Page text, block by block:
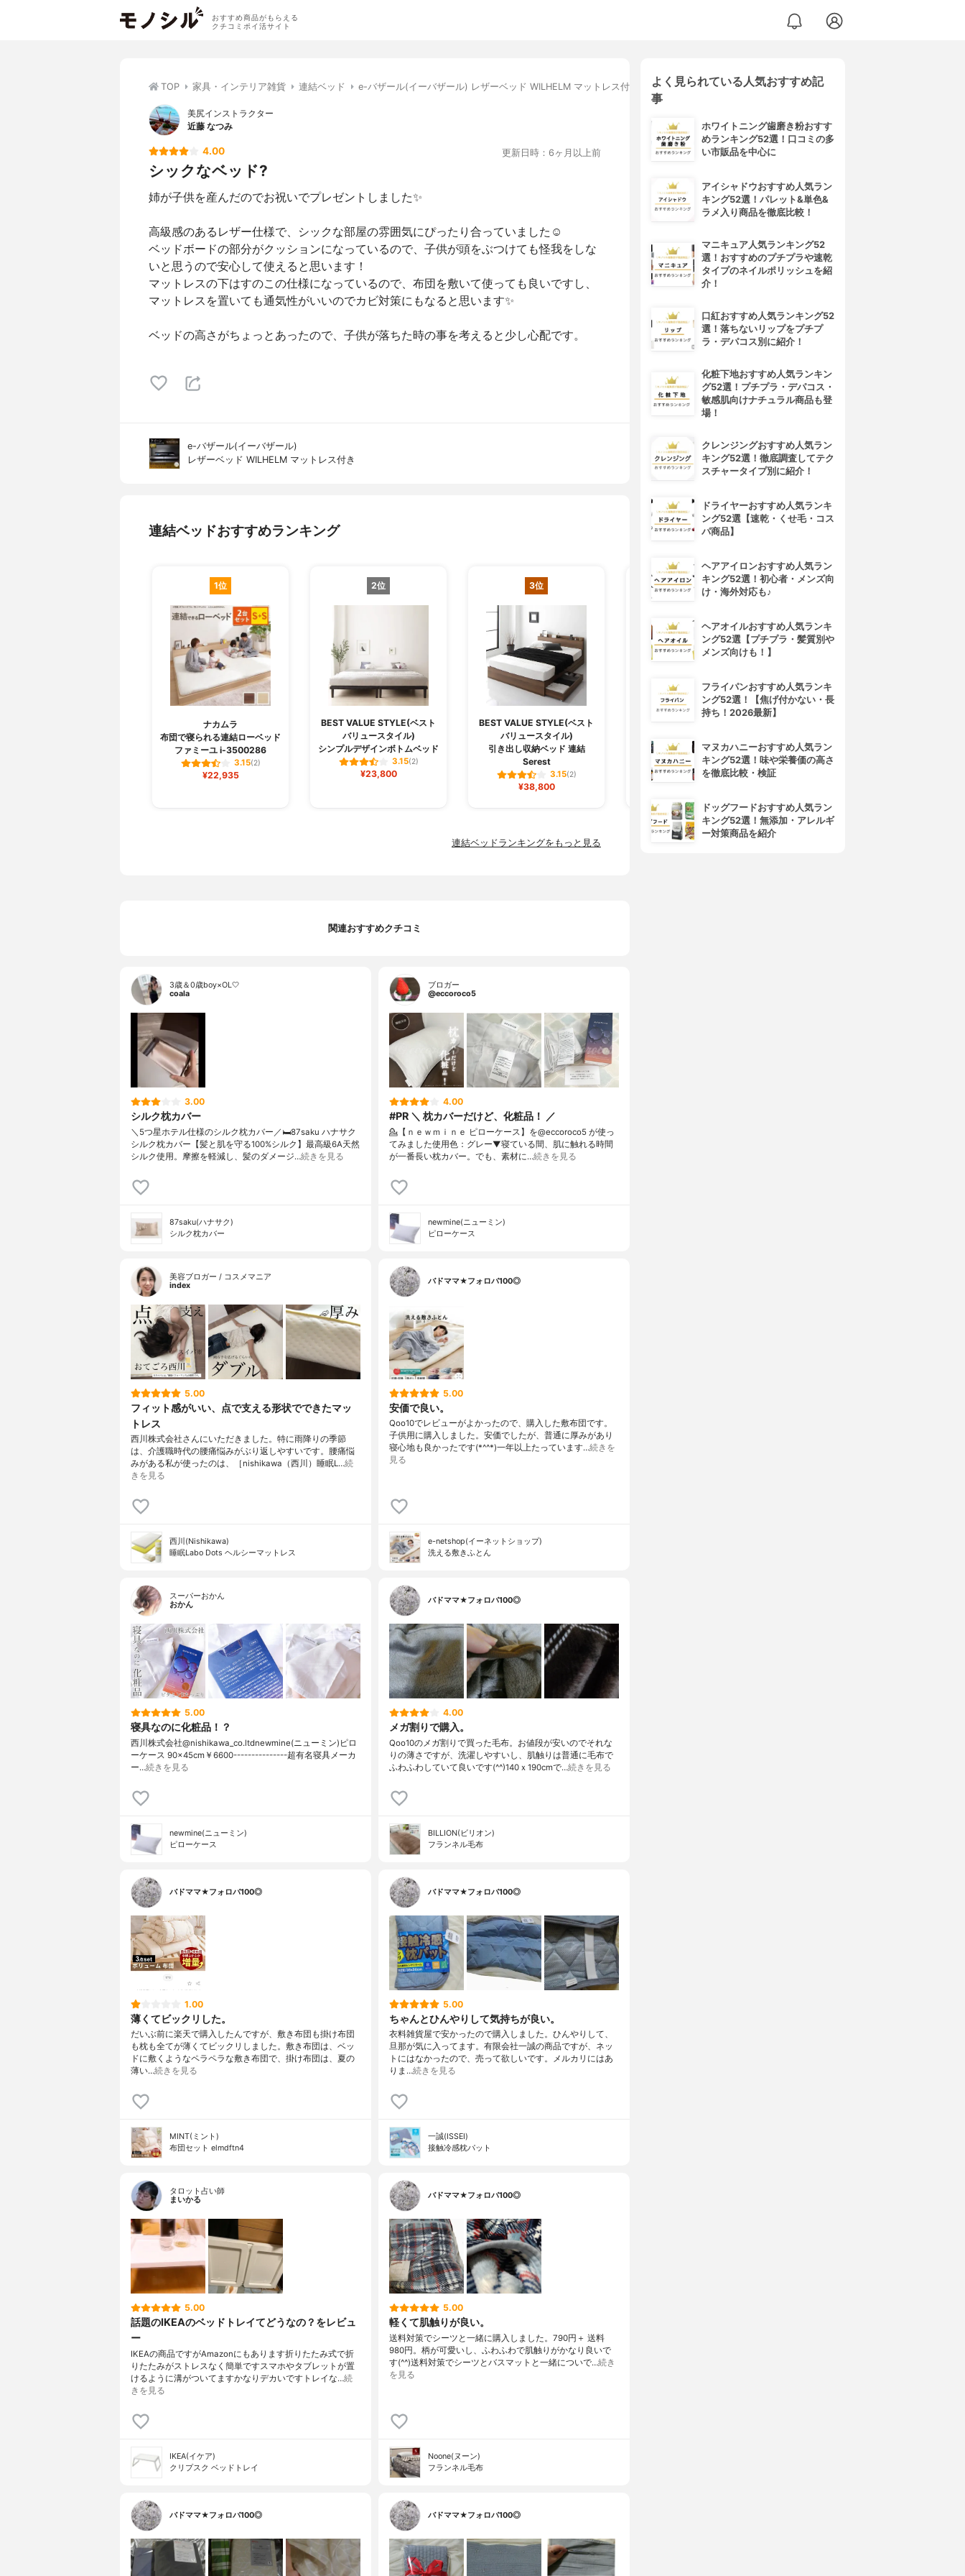
おすすめ商品がもらえる
クチコミポイ活サイト
TOP 家具・インテリア雑貨 連結ベッド e-バザール(イーバザール) レザーベッド WILHELM マットレス付き
美尻インストラクター
近藤 なつみ
4.00 更新日時：6ヶ月以上前
シックなベッド?
姉が子供を産んだのでお祝いでプレゼントしました✨
高級感のあるレザー仕様で、シックな部屋の雰囲気にぴったり合っていました☺️
ベッドボードの部分がクッションになっているので、子供が頭をぶつけても怪我をしな
いと思うので安心して使えると思います！
マットレスの下はすのこの仕様になっているので、布団を敷いて使っても良いですし、
マットレスを置いても通気性がいいのでカビ対策にもなると思います✨
ベッドの高さがちょっとあったので、子供が落ちた時の事を考えると少し心配です。
e-バザール(イーバザール)
レザーベッド WILHELM マットレス付き
連結ベッドおすすめランキング
1位
ナカムラ
布団で寝られる連結ローベッド
ファミーユ i-3500286
3.15(2)
¥22,935
2位
BEST VALUE STYLE(ベスト
バリュースタイル)
シンプルデザインボトムベッド
3.15(2)
¥23,800
3位
BEST VALUE STYLE(ベスト
バリュースタイル)
引き出し収納ベッド 連結
Serest
3.15(2)
¥38,800
4位
040110043
3.15(2)
¥58,500
連結ベッドランキングをもっと見る
関連おすすめクチコミ
3歳＆0歳boy×OL🤍
coala
3.00
シルク枕カバー
＼5つ星ホテル仕様のシルク枕カバー／🛏️87saku ハナサク
シルク枕カバー【髪と肌を守る100%シルク】最高級6A天然
シルク使用。摩擦を軽減し、髪のダメージ…続きを見る
87saku(ハナサク)
シルク枕カバー
ブロガー
@eccoroco5
4.00
#PR ＼ 枕カバーだけど、化粧品！ ／
💁【ｎｅｗｍｉｎｅ ピローケース】を@eccoroco5 が使っ
てみました⁡使用色：グレー⁡⁡▼⁡⁡寝ている間、肌に触れる時間
が一番長い枕カバー。⁡でも、素材に…続きを見る
newmine(ニューミン)
ピローケース
美容ブロガー / コスメマニア
index
5.00
フィット感がいい、点で支える形状でできたマッ
トレス
西川株式会社さんにいただきました。特に雨降りの季節
は、介護職時代の腰痛悩みがぶり返しやすいです。腰痛悩
みがある私が使ったのは、［nishikawa（西川）睡眠L…続
きを見る
西川(Nishikawa)
睡眠Labo Dots ヘルシーマットレス
バドママ★フォロバ100◎
5.00
安価で良い。
Qoo10でレビューがよかったので、購入した敷布団です。
子供用に購入しました。安価でしたが、普通に厚みがあり
寝心地も良かったです(*^^*)一年以上たっています…続きを
見る
e-netshop(イーネットショップ)
洗える敷きふとん
スーパーおかん
おかん
5.00
寝具なのに化粧品！？
西川株式会社@nishikawa_co.ltdnewmine(ニューミン)ピロ
ーケース 90×45cm￥6600---------------超有名寝具メーカ
ー…続きを見る
newmine(ニューミン)
ピローケース
バドママ★フォロバ100◎
4.00
メガ割りで購入。
Qoo10のメガ割りで買った毛布。お値段が安いのでそれな
りの薄さですが、洗濯しやすいし、肌触りは普通に毛布で
ふわふわしていて良いです(^^)140ｘ190cmで…続きを見る
BILLION(ビリオン)
フランネル毛布
バドママ★フォロバ100◎
1.00
薄くてビックリした。
だいぶ前に楽天で購入したんですが、敷き布団も掛け布団
も枕も全てが薄くてビックリしました。敷き布団は、ベッ
ドに敷くようなペラペラな敷き布団で、掛け布団は、夏の
薄い…続きを見る
MINT(ミント)
布団セット elmdftn4
バドママ★フォロバ100◎
5.00
ちゃんとひんやりして気持ちが良い。
衣料雑貨屋で安かったので購入しました。ひんやりして、
旦那が気に入ってます。有限会社一誠の商品ですが、ネッ
トにはなかったので、売って欲しいです。メルカリにはあ
りま…続きを見る
一誠(ISSEI)
接触冷感枕パット
タロット占い師
まいかる
5.00
話題のIKEAのベッドトレイてどうなの？をレビュ
ー
IKEAの商品ですがAmazonにもあります折りたたみ式で折
りたたみがストレスなく簡単ですスマホやタブレットが置
けるように溝がついてますかなりデカいですトレイな…続
きを見る
IKEA(イケア)
クリプスク ベッドトレイ
バドママ★フォロバ100◎
5.00
軽くて肌触りが良い。
送料対策でシーツと一緒に購入しました。790円＋ 送料
980円。柄が可愛いし、ふわふわで肌触りがかなり良いで
す(^^)送料対策でシーツとバスマットと一緒についで…続き
を見る
Noone(ヌーン)
フランネル毛布
バドママ★フォロバ100◎ バドママ★フォロバ100◎
よく見られている人気おすすめ記
事
ホワイトニング歯磨き粉おすす
めランキング52選！口コミの多
い市販品を中心に
アイシャドウおすすめ人気ラン
キング52選！パレット&単色&
ラメ入り商品を徹底比較！
マニキュア人気ランキング52
選！おすすめのプチプラや速乾
タイプのネイルポリッシュを紹
介！
口紅おすすめ人気ランキング52
選！落ちないリップをプチプ
ラ・デパコス別に紹介！
化粧下地おすすめ人気ランキン
グ52選！プチプラ・デパコス・
敏感肌向けナチュラル商品も登
場！
クレンジングおすすめ人気ラン
キング52選！徹底調査してテク
スチャータイプ別に紹介！
ドライヤーおすすめ人気ランキ
ング52選【速乾・くせ毛・コス
パ商品】
ヘアアイロンおすすめ人気ラン
キング52選！初心者・メンズ向
け・海外対応も♪
ヘアオイルおすすめ人気ランキ
ング52選【プチプラ・髪質別や
メンズ向けも！】
フライパンおすすめ人気ランキ
ング52選！【焦げ付かない・長
持ち！2026最新】
マヌカハニーおすすめ人気ラン
キング52選！味や栄養価の高さ
を徹底比較・検証
ドッグフードおすすめ人気ラン
キング52選！無添加・アレルギ
ー対策商品を紹介